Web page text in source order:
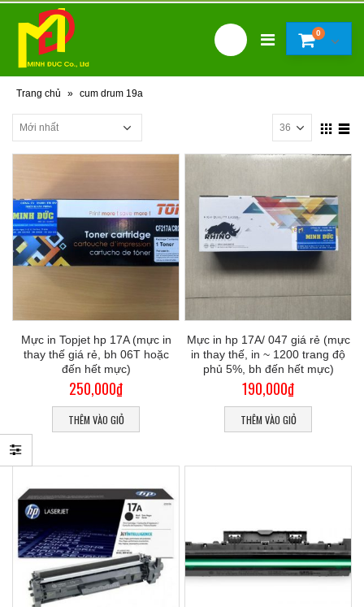
0
Trang chủ » cum drum 19a
Mực in Topjet hp 17A (mực in
thay thế giá rẻ, bh 06T hoặc
đến hết mực)
250,000₫
THÊM VÀO GIỎ
Mực in hp 17A/ 047 giá rẻ (mực
in thay thế, in ~ 1200 trang độ
phủ 5%, bh đến hết mực)
190,000₫
THÊM VÀO GIỎ